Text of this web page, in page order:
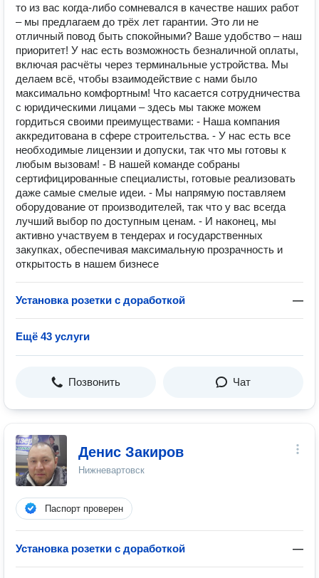
то из вас когда-либо сомневался в качестве наших работ
– мы предлагаем до трёх лет гарантии. Это ли не
отличный повод быть спокойными? Ваше удобство – наш
приоритет! У нас есть возможность безналичной оплаты,
включая расчёты через терминальные устройства. Мы
делаем всё, чтобы взаимодействие с нами было
максимально комфортным! Что касается сотрудничества
с юридическими лицами – здесь мы также можем
гордиться своими преимуществами: - Наша компания
аккредитована в сфере строительства. - У нас есть все
необходимые лицензии и допуски, так что мы готовы к
любым вызовам! - В нашей команде собраны
сертифицированные специалисты, готовые реализовать
даже самые смелые идеи. - Мы напрямую поставляем
оборудование от производителей, так что у вас всегда
лучший выбор по доступным ценам. - И наконец, мы
активно участвуем в тендерах и государственных
закупках, обеспечивая максимальную прозрачность и
открытость в нашем бизнесе
Установка розетки с доработкой —
Ещё 43 услуги
Позвонить Чат
Денис Закиров
Нижневартовск
Паспорт проверен
Установка розетки с доработкой —